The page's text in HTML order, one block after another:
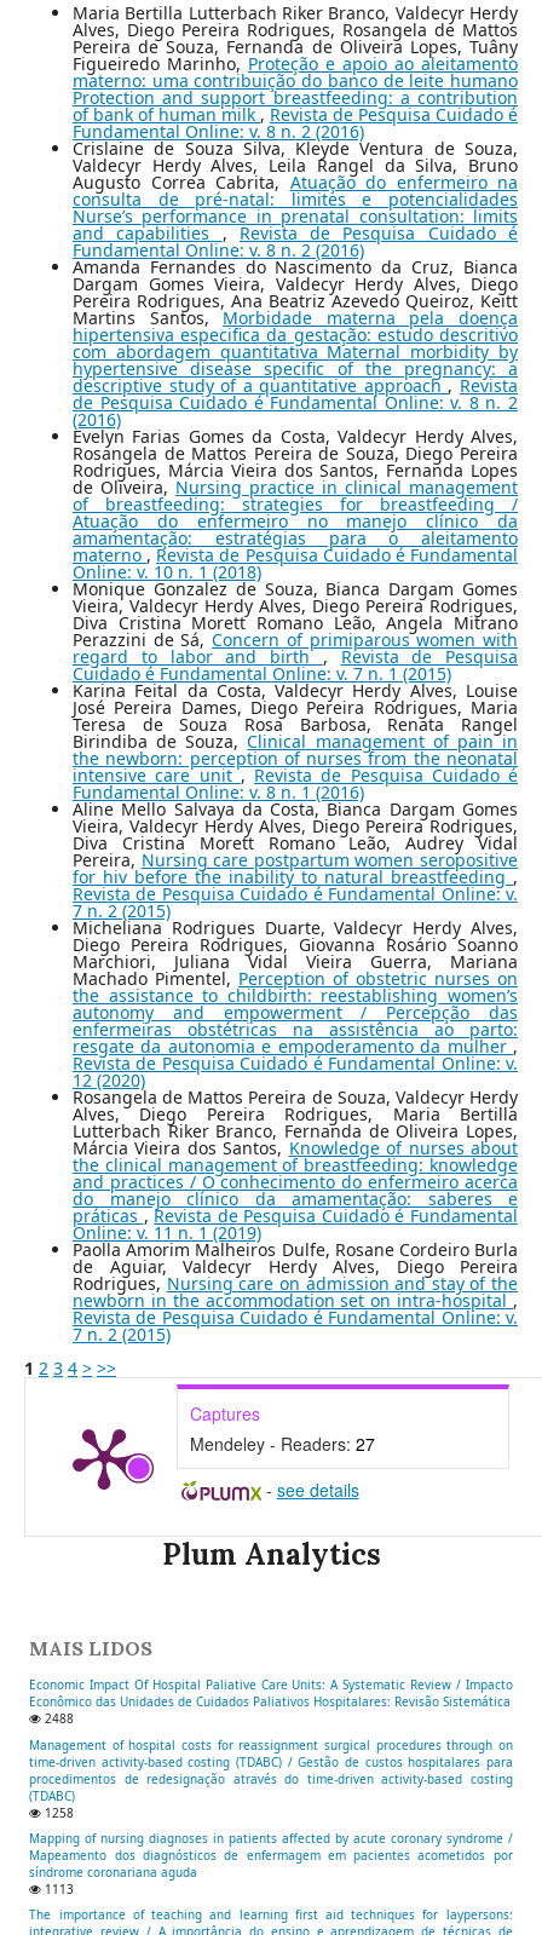
Maria Bertilla Lutterbach Riker Branco, Valdecyr Herdy
Alves, Diego Pereira Rodrigues, Rosangela de Mattos
Pereira de Souza, Fernanda de Oliveira Lopes, Tuâny
Figueiredo Marinho, Proteção e apoio ao aleitamento
materno: uma contribuição do banco de leite humano
Protection and support breastfeeding: a contribution
of bank of human milk , Revista de Pesquisa Cuidado é
Fundamental Online: v. 8 n. 2 (2016)
Crislaine de Souza Silva, Kleyde Ventura de Souza,
Valdecyr Herdy Alves, Leila Rangel da Silva, Bruno
Augusto Correa Cabrita, Atuação do enfermeiro na
consulta de pré-natal: limites e potencialidades
Nurse’s performance in prenatal consultation: limits
and capabilities , Revista de Pesquisa Cuidado é
Fundamental Online: v. 8 n. 2 (2016)
Amanda Fernandes do Nascimento da Cruz, Bianca
Dargam Gomes Vieira, Valdecyr Herdy Alves, Diego
Pereira Rodrigues, Ana Beatriz Azevedo Queiroz, Keitt
Martins Santos, Morbidade materna pela doença
hipertensiva especifica da gestação: estudo descritivo
com abordagem quantitativa Maternal morbidity by
hypertensive disease specific of the pregnancy: a
descriptive study of a quantitative approach , Revista
de Pesquisa Cuidado é Fundamental Online: v. 8 n. 2
(2016)
Evelyn Farias Gomes da Costa, Valdecyr Herdy Alves,
Rosangela de Mattos Pereira de Souza, Diego Pereira
Rodrigues, Márcia Vieira dos Santos, Fernanda Lopes
de Oliveira, Nursing practice in clinical management
of breastfeeding: strategies for breastfeeding /
Atuação do enfermeiro no manejo clínico da
amamentação: estratégias para o aleitamento
materno , Revista de Pesquisa Cuidado é Fundamental
Online: v. 10 n. 1 (2018)
Monique Gonzalez de Souza, Bianca Dargam Gomes
Vieira, Valdecyr Herdy Alves, Diego Pereira Rodrigues,
Diva Cristina Morett Romano Leão, Angela Mitrano
Perazzini de Sá,Concern of primiparous women with
regard to labor and birth , Revista de Pesquisa
Cuidado é Fundamental Online: v. 7 n. 1 (2015)
Karina Feital da Costa, Valdecyr Herdy Alves, Louise
José Pereira Dames, Diego Pereira Rodrigues, Maria
Teresa de Souza Rosa Barbosa, Renata Rangel
Birindiba de Souza,Clinical management of pain in
the newborn: perception of nurses from the neonatal
intensive care unit, Revista de Pesquisa Cuidado é
Fundamental Online: v. 8 n. 1 (2016)
Aline Mello Salvaya da Costa, Bianca Dargam Gomes
Vieira, Valdecyr Herdy Alves, Diego Pereira Rodrigues,
Diva Cristina Morett Romano Leão, Audrey Vidal
Pereira, Nursing care postpartum women seropositive
for hiv before the inability to natural breastfeeding ,
Revista de Pesquisa Cuidado é Fundamental Online: v.
7 n. 2 (2015)
Micheliana Rodrigues Duarte, Valdecyr Herdy Alves,
Diego Pereira Rodrigues, Giovanna Rosário Soanno
Marchiori, Juliana Vidal Vieira Guerra, Mariana
Machado Pimentel, Perception of obstetric nurses on
the assistance to childbirth: reestablishing women’s
autonomy and empowerment / Percepção das
enfermeiras obstétricas na assistência ao parto:
resgate da autonomia e empoderamento da mulher ,
Revista de Pesquisa Cuidado é Fundamental Online: v.
12 (2020)
Rosangela de Mattos Pereira de Souza, Valdecyr Herdy
Alves, Diego Pereira Rodrigues, Maria Bertilla
Lutterbach Riker Branco, Fernanda de Oliveira Lopes,
Márcia Vieira dos Santos, Knowledge of nurses about
the clinical management of breastfeeding: knowledge
and practices / O conhecimento do enfermeiro acerca
do manejo clínico da amamentação: saberes e
práticas , Revista de Pesquisa Cuidado é Fundamental
Online: v. 11 n. 1 (2019)
Paolla Amorim Malheiros Dulfe, Rosane Cordeiro Burla
de Aguiar, Valdecyr Herdy Alves, Diego Pereira
Rodrigues, Nursing care on admission and stay of the
newborn in the accommodation set on intra-hospital ,
Revista de Pesquisa Cuidado é Fundamental Online: v.
7 n. 2 (2015)
1 2 3 4 > >>
Captures
Mendeley - Readers: 27
- see details
Plum Analytics
MAIS LIDOS
Economic Impact Of Hospital Paliative Care Units: A Systematic Review / Impacto
Econômico das Unidades de Cuidados Paliativos Hospitalares: Revisão Sistemática
2488
Management of hospital costs for reassignment surgical procedures through on
time-driven activity-based costing (TDABC) / Gestão de custos hospitalares para
procedimentos de redesignação através do time-driven activity-based costing
(TDABC)
1258
Mapping of nursing diagnoses in patients affected by acute coronary syndrome /
Mapeamento dos diagnósticos de enfermagem em pacientes acometidos por
síndrome coronariana aguda
1113
The importance of teaching and learning first aid techniques for laypersons:
integrative review / A importância do ensino e aprendizagem de técnicas de